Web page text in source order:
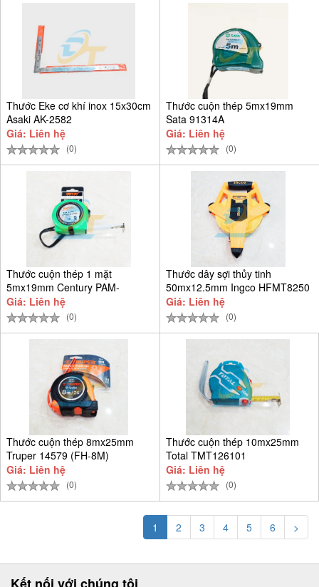
Thước Eke cơ khí inox 15x30cm
Asaki AK-2582
Giá: Liên hệ
(0)
Thước cuộn thép 5mx19mm
Sata 91314A
Giá: Liên hệ
(0)
Thước cuộn thép 1 mặt
5mx19mm Century PAM-
CEN5M-T
Giá: Liên hệ
(0)
Thước dây sợi thủy tinh
50mx12.5mm Ingco HFMT8250
Giá: Liên hệ
(0)
Thước cuộn thép 8mx25mm
Truper 14579 (FH-8M)
Giá: Liên hệ
(0)
Thước cuộn thép 10mx25mm
Total TMT126101
Giá: Liên hệ
(0)
1 2 3 4 5 6 >
Kết nối với chúng tôi